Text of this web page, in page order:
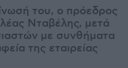
του, ο πρόεδρος
Νταβέλης, μετά
με συνθήματα
της εταιρείας